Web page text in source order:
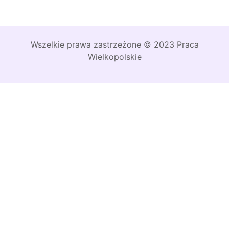
Wszelkie prawa zastrzeżone © 2023 Praca
Wielkopolskie